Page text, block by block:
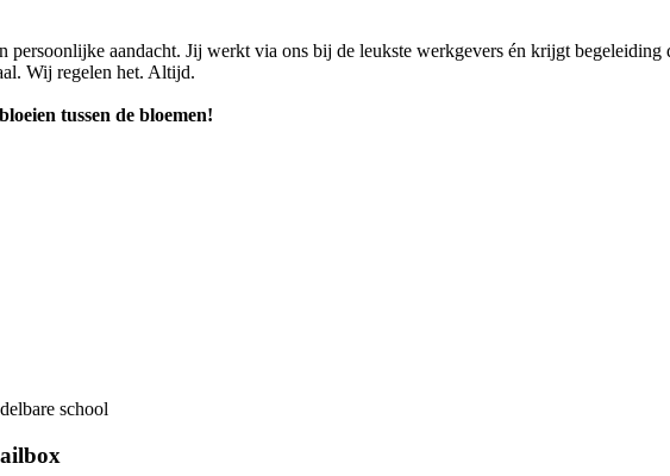
aandacht. Jij werkt via ons bij de leukste werkgevers én krijgt
Wij regelen het. Altijd.
tussen de bloemen!
school